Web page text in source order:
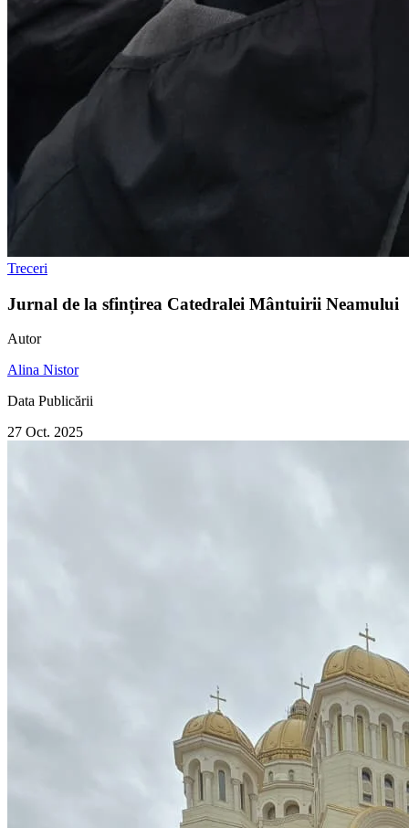
Treceri
Jurnal de la sfințirea Catedralei Mântuirii Neamului
Autor
Alina Nistor
Data Publicării
27 Oct. 2025